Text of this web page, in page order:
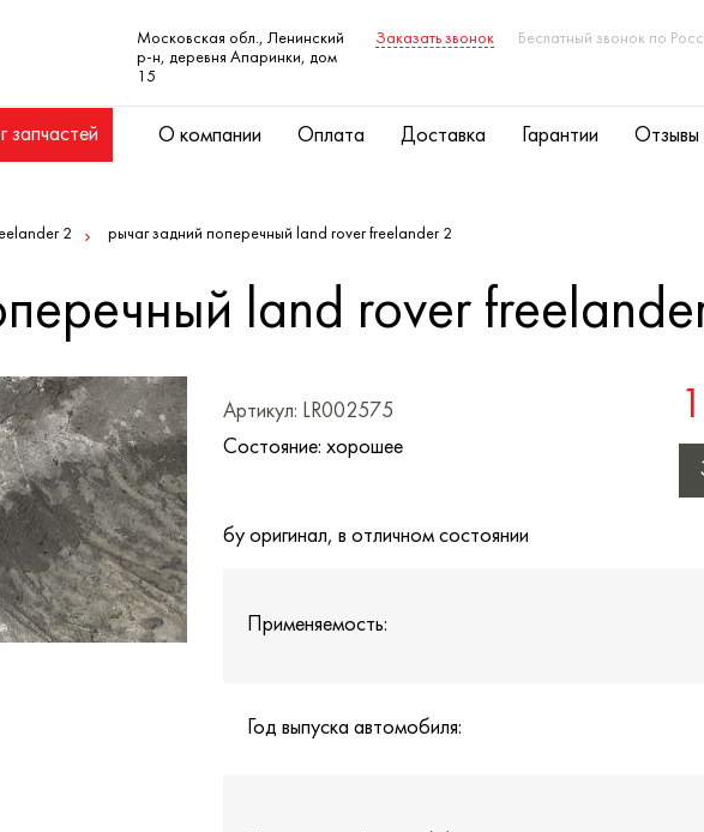
запчастей О компании Оплата Доставка Гарантии Отзывы
Московская обл., Ленинский
р-н, деревня Апаринки, дом
15
Заказать звонок Беслатный звонок по
2 рычаг задний поперечный land rover freelander 2
land rover
Артикул: LR002575
Состояние: хорошее
бу оригинал, в отличном состоянии
Применяемость:
Год выпуска автомобиля: